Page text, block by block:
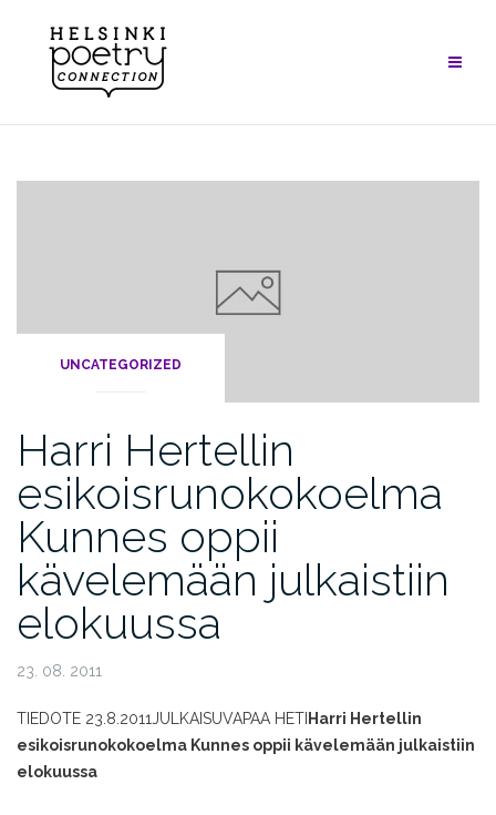
content
UNCATEGORIZED
Harri Hertellin
esikoisrunokokoelma
Kunnes oppii
kävelemään julkaistiin
elokuussa
23. 08. 2011
TIEDOTE 23.8.2011JULKAISUVAPAA HETI Harri Hertellin
esikoisrunokokoelma Kunnes oppii kävelemään julkaistiin
elokuussa